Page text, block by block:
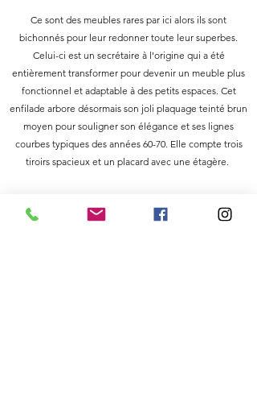
Ce sont des meubles rares par ici alors ils sont
bichonnés pour leur redonner toute leur superbes.
Celui-ci est un secrétaire à l'origine qui a été
entièrement transformer pour devenir un meuble plus
fonctionnel et adaptable à des petits espaces. Cet
enfilade arbore désormais son joli plaquage teinté brun
moyen pour souligner son élégance et ses lignes
courbes typiques des années 60-70. Elle compte trois
tiroirs spacieux et un placard avec une étagère.
Profondeur 50 cm